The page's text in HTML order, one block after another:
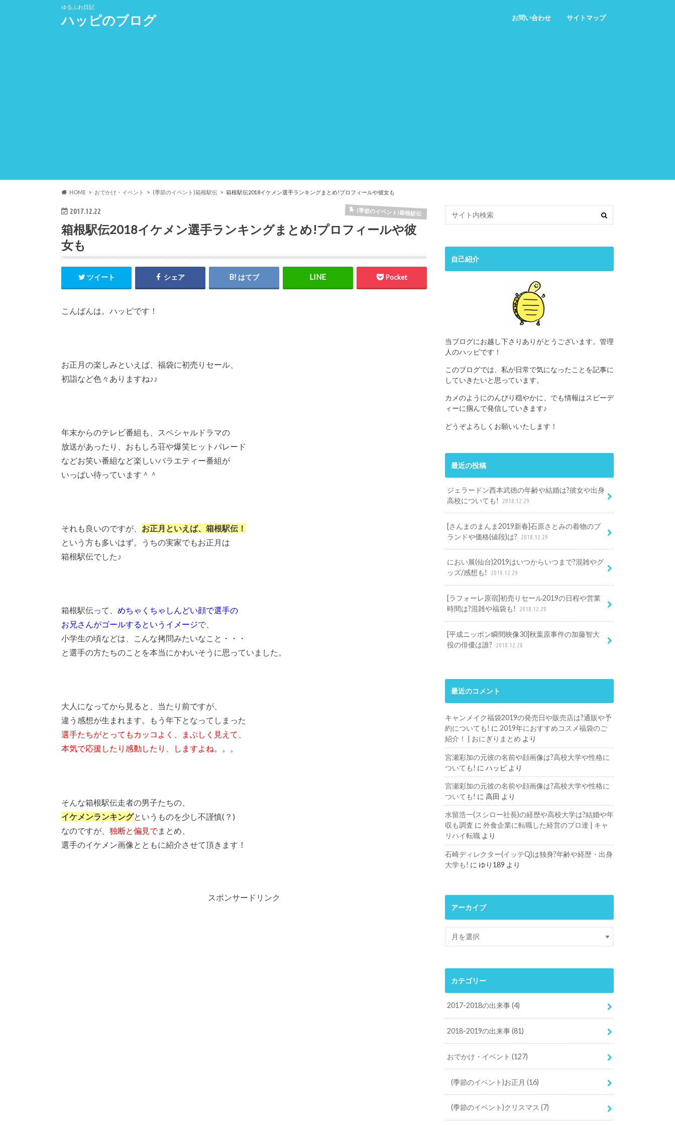
ゆるふわ日記
ハッピのブログ お問い合わせ サイトマップ
HOME おでかけ・イベント (季節のイベント)箱根駅伝 箱根駅伝2018イケメン選手ランキングまとめ!プロフィールや彼女も
2017.12.22 (季節のイベント)箱根駅伝
箱根駅伝2018イケメン選手ランキングまとめ!プロフィールや彼
女も
ツイート シェア はてブ Pocket
こんばんは。ハッピです！
お正月の楽しみといえば、福袋に初売りセール、
初詣など色々ありますね♪♪
年末からのテレビ番組も、スペシャルドラマの
放送があったり、おもしろ荘や爆笑ヒットパレード
などお笑い番組など楽しいバラエティー番組が
いっぱい待っています＾＾
それも良いのですが、 お正月といえば、箱根駅伝！
という方も多いはず。うちの実家でもお正月は
箱根駅伝でした♪
箱根駅伝って、 めちゃくちゃしんどい顔で選手の
お兄さんがゴールするというイメージで、
小学生の頃などは、こんな拷問みたいなこと・・・
と選手の方たちのことを本当にかわいそうに思っていました。
大人になってから見ると、当たり前ですが、
違う感想が生まれます。もう年下となってしまった
選手たちがとってもカッコよく、まぶしく見えて、
本気で応援したり感動したり、しますよね。。。
そんな箱根駅伝走者の男子たちの、
イケメンランキングというものを少し不謹慎(？)
なのですが、 独断と偏見でまとめ、
選手のイケメン画像とともに紹介させて頂きます！
スポンサードリンク
自己紹介
当ブログにお越し下さりありがとうございます。管理
人のハッピです！
このブログでは、私が日常で気になったことを記事に
していきたいと思っています。
カメのようにのんびり穏やかに、でも情報はスピーデ
ィーに掴んで発信していきます♪
どうぞよろしくお願いいたします！
最近の投稿
ジェラードン西本武徳の年齢や結婚は?彼女や出身
高校についても!
2018.12.29
[さんまのまんま2019新春]石原さとみの着物のブ
ランドや価格(値段)は?
2018.12.29
におい展(仙台)2019はいつからいつまで?混雑やグ
ッズ/感想も!
2018.12.29
[ラフォーレ原宿]初売りセール2019の日程や営業
時間は?混雑や福袋も!
2018.12.28
[平成ニッポン瞬間映像30]秋葉原事件の加藤智大
役の俳優は誰?
2018.12.28
最近のコメント
キャンメイク福袋2019の発売日や販売店は?通販や予
約についても! に 2019年におすすめコスメ福袋のご
紹介！ | おにぎりまとめ より
宮瀬彩加の元彼の名前や顔画像は?高校大学や性格に
ついても! に ハッピ より
宮瀬彩加の元彼の名前や顔画像は?高校大学や性格に
ついても! に 高田 より
水留浩一(スシロー社長)の経歴や高校大学は?結婚や年
収も調査 に 外食企業に転職した経営のプロ達 | キャ
リハイ転職 より
石崎ディレクター(イッテQ)は独身?年齢や経歴・出身
大学も! に ゆり189 より
アーカイブ
カテゴリー
2017-2018の出来事(4)
2018-2019の出来事(81)
おでかけ・イベント(127)
(季節のイベント)お正月 (16)
(季節のイベント)クリスマス (7)